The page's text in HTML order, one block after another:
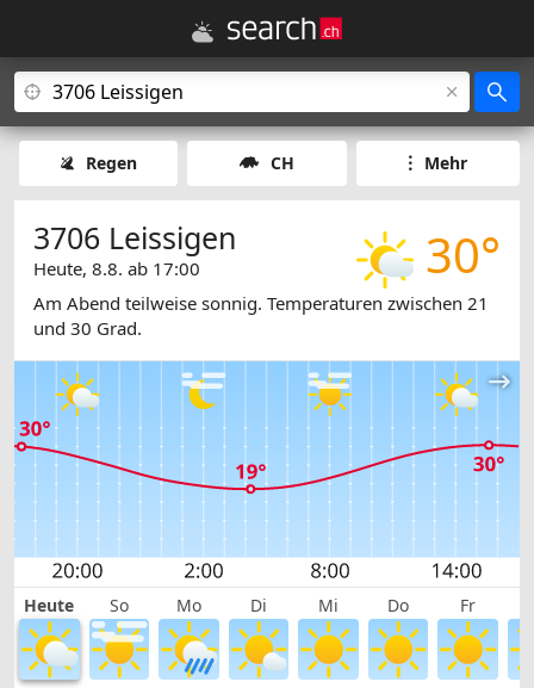
Regen CH Mehr
30°
3706 Leissigen
Heute, 8.8. ab 17:00
Am Abend teilweise sonnig. Temperaturen zwischen 21
und 30 Grad.
Heute So Mo Di Mi Do Fr